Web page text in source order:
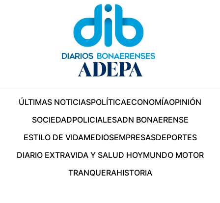
ÚLTIMAS NOTICIASPOLÍTICAECONOMÍAOPINIÓN
SOCIEDADPOLICIALESADN BONAERENSE
ESTILO DE VIDAMEDIOSEMPRESASDEPORTES
DIARIO EXTRAVIDA Y SALUD HOYMUNDO MOTOR
TRANQUERAHISTORIA